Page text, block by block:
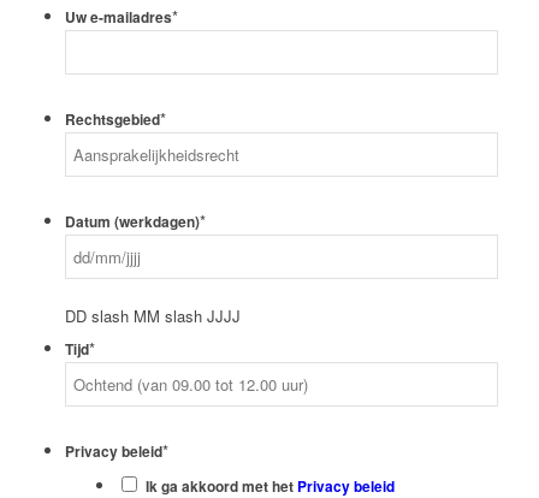
Uw e-mailadres*
Rechtsgebied*
Datum (werkdagen)*
DD slash MM slash JJJJ
Tijd*
Privacy beleid*
Ik ga akkoord met het Privacy beleid